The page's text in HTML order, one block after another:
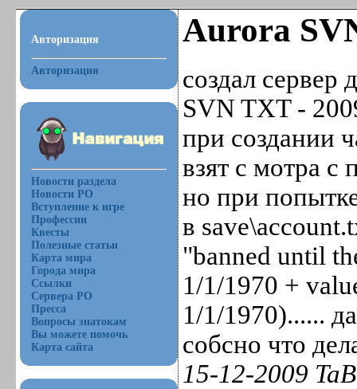
Авторизация
Авторизация
Новости раздела
Новости РО
Вступление к игре
Профессии
Квесты
Полезные статьи
Карта мира
Города мира
Ссылки
Сервера РО
Пресса
Вопросы знатокам
Вы можете помочь
Карта сайта
Aurora
создал сервер
SVN TXT -
при создании
взят с мотра с
но при
в
"banned until
1/1/1970 +
1/1/1970)......
собсно что
15-12-2009